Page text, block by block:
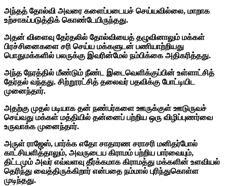
அந்தத் தோல்வி அவரை களைப்படையச் செய்யவில்லை, மாறாக
உற்சாகப்படுத்திக் கொண்டேயிருந்தது.
அதன் விளைவு தேர்தலில் தோல்வியைத் தழுவினாலும் மக்கள்
பிரச்சினைகளை சரி செய்ய மக்களுடன் பணியாற்றியது
பொதுமக்களில் பலருக்கு இவரின்மேல் நம்பிக்கை அதிகரித்தது.
அந்த நேரத்தில் மீண்டும் நீண்ட இடைவெளிக்குப்பின் உள்ளாட்சித்
தேர்தல் வந்தது. சிற்றூரட்சித் தலைவர் பதவிக்கு போட்டியிட
முனைந்தார்.
அதற்கு முதல் படியாக தன் நண்பர்களை ஊருக்குள் ஊடுருவச்
செய்வது மக்கள் மத்தியில் தன்னைப் பற்றிய ஒரு விழிப்புணர்வை
உருவாக்க முனைந்தார்.
அருள் ராஜேஸ், பார்க்க எதோ சாதாரண சராசரி மனிதர்போல்
காட்சியளித்தாலும், அவருடைய கிராமம் பற்றிய பார்வையும்,
திட்டமும் அவர் எவ்வளவு தீர்க்கமாக கிராமத்து மக்களின் உளவியல்
தெரிந்து வைத்திருக்கிறார் என்பதை நம்மால் புரிந்துகொள்ள
முடிந்தது.